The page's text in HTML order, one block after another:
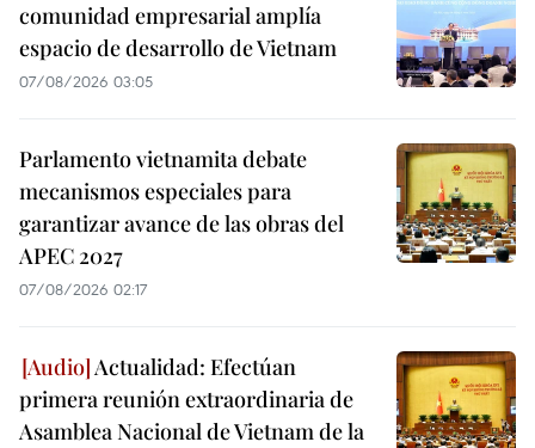
comunidad empresarial amplía
espacio de desarrollo de Vietnam
07/08/2026 03:05
Parlamento vietnamita debate
mecanismos especiales para
garantizar avance de las obras del
APEC 2027
07/08/2026 02:17
Actualidad: Efectúan
primera reunión extraordinaria de
Asamblea Nacional de Vietnam de la